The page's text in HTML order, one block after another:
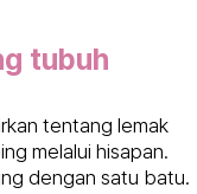
tubuh
tentang lemak
melalui hisapan.
dengan satu batu.